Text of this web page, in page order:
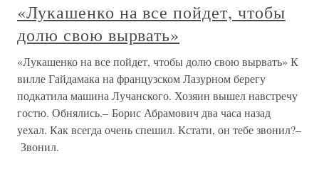
«Лукашенко на все пойдет, чтобы
долю свою вырвать»
«Лукашенко на все пойдет, чтобы долю свою вырвать» К
вилле Гайдамака на французском Лазурном берегу
подкатила машина Лучанского. Хозяин вышел навстречу
гостю. Обнялись.– Борис Абрамович два часа назад
уехал. Как всегда очень спешил. Кстати, он тебе звонил?–
Звонил.